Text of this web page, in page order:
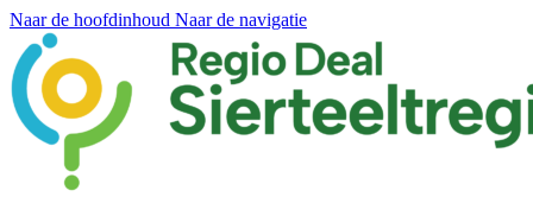
Naar de hoofdinhoud Naar de navigatie